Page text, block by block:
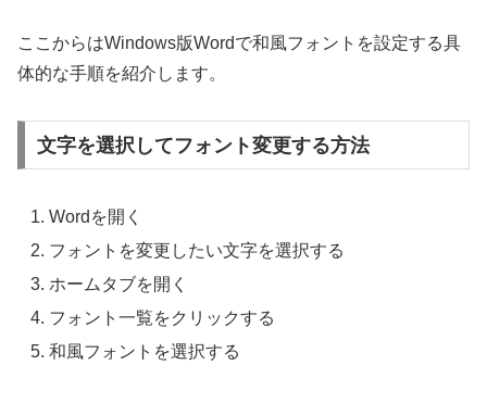
ここからはWindows版Wordで和風フォントを設定する具
体的な手順を紹介します。
文字を選択してフォント変更する方法
Wordを開く
フォントを変更したい文字を選択する
ホームタブを開く
フォント一覧をクリックする
和風フォントを選択する